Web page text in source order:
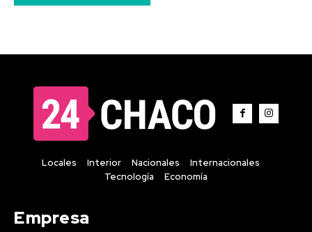
Locales Interior Nacionales
Internacionales
Tecnología
Economía
Empresa